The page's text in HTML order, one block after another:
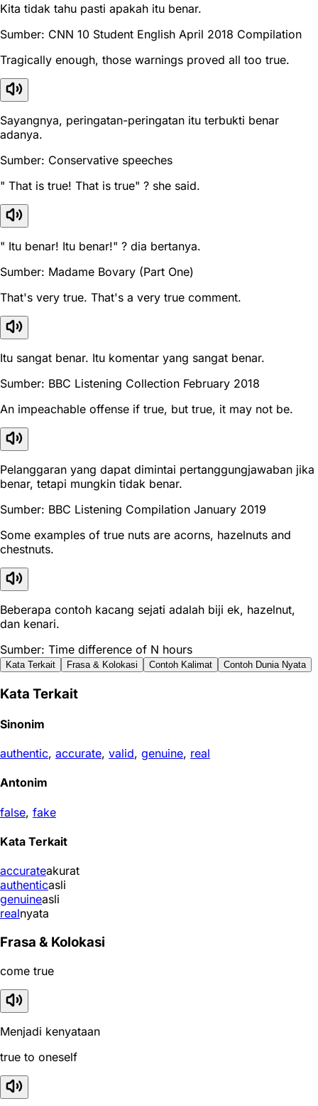
Kita tidak tahu pasti apakah itu benar.
Sumber: CNN 10 Student English April 2018 Compilation
Tragically enough, those warnings proved all too true.
Sayangnya, peringatan-peringatan itu terbukti benar
adanya.
Sumber: Conservative speeches
" That is true! That is true" ? she said.
" Itu benar! Itu benar!" ? dia bertanya.
Sumber: Madame Bovary (Part One)
That's very true. That's a very true comment.
Itu sangat benar. Itu komentar yang sangat benar.
Sumber: BBC Listening Collection February 2018
An impeachable offense if true, but true, it may not be.
Pelanggaran yang dapat dimintai pertanggungjawaban jika
benar, tetapi mungkin tidak benar.
Sumber: BBC Listening Compilation January 2019
Some examples of true nuts are acorns, hazelnuts and
chestnuts.
Beberapa contoh kacang sejati adalah biji ek, hazelnut,
dan kenari.
Sumber: Time difference of N hours
Kata Terkait Frasa & Kolokasi Contoh Kalimat Contoh Dunia Nyata
Kata Terkait
Sinonim
authentic, accurate, valid, genuine, real
Antonim
false, fake
Kata Terkait
accurateakurat
authenticasli
genuineasli
realnyata
Frasa & Kolokasi
come true
Menjadi kenyataan
true to oneself